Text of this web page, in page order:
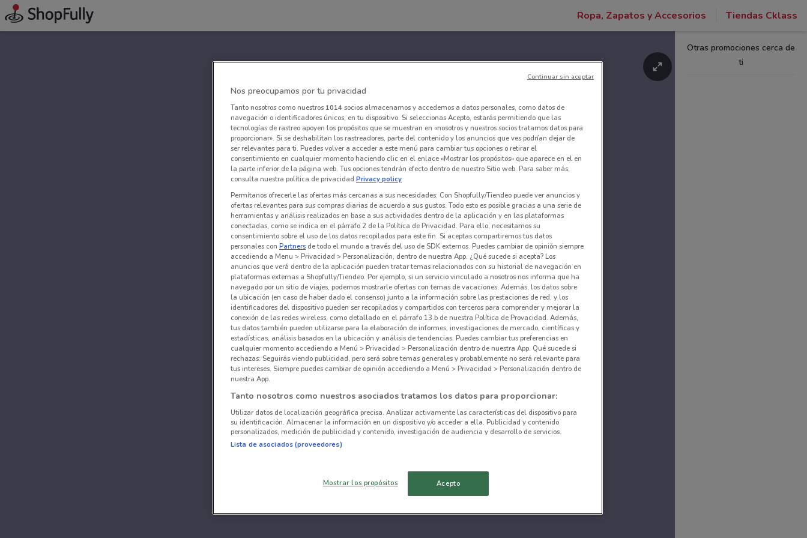
Ropa, Zapatos y Accesorios Tiendas Cklass
Otras promociones cerca de
ti
Nos preocupamos por tu privacidad
Tanto nosotros como nuestros 1014socios almacenamos y accedemos a datos personales, como datos de
navegación o identificadores únicos, en tu dispositivo. Si seleccionas Acepto, estarás permitiendo que las
tecnologías de rastreo apoyen los propósitos que se muestran en «nosotros y nuestros socios tratamos datos para
proporcionar». Si se deshabilitan los rastreadores, parte del contenido y los anuncios que ves podrían dejar de
ser relevantes para ti. Puedes volver a acceder a este menú para cambiar tus opciones o retirar el
consentimiento en cualquier momento haciendo clic en el enlace «Mostrar los propósitos» que aparece en el en
la parte inferior de la página web. Tus opciones tendrán efecto dentro de nuestro Sitio web. Para saber más,
consulta nuestra política de privacidad.Privacy policy
Permítanos ofrecerle las ofertas más cercanas a sus necesidades: Con Shopfully/Tiendeo puede ver anuncios y
ofertas relevantes para sus compras diarias de acuerdo a sus gustos. Todo esto es posible gracias a una serie de
herramientas y análisis realizados en base a sus actividades dentro de la aplicación y en las plataformas
conectadas, como se indica en el párrafo 2 de la Política de Privacidad. Para ello, necesitamos su
consentimiento sobre el uso de los datos recopilados para este fin. Si aceptas compartiremos tus datos
personales con Partners de todo el mundo a través del uso de SDK externos. Puedes cambiar de opinión siempre
accediendo a Menu > Privacidad > Personalización, dentro de nuestra App. ¿Qué sucede si acepta? Los
anuncios que verá dentro de la aplicación pueden tratar temas relacionados con su historial de navegación en
plataformas externas a Shopfully/Tiendeo. Por ejemplo, si un servicio vinculado a nosotros nos informa que ha
navegado por un sitio de viajes, podemos mostrarle ofertas con temas de vacaciones. Además, los datos sobre
la ubicación (en caso de haber dado el consenso) junto a la información sobre las prestaciones de red, y los
identificadores del dispositivo pueden ser recopilados y compartidos con terceros para comprender y mejorar la
conexión de las redes wireless, como detallado en el párrafo 13.b de nuestra Política de Provacidad. Además,
tus datos también pueden utilizarse para la elaboración de informes, investigaciones de mercado, científicas y
estadísticas, análisis basados en la ubicación y análisis de tendencias. Puedes cambiar tus preferencias en
cualquier momento accediendo a Menú > Privacidad > Personalización dentro de nuestra App. Qué sucede si
rechazas: Seguirás viendo publicidad, pero será sobre temas generales y probablemente no será relevante para
tus intereses. Siempre puedes cambiar de opinión accediendo a Menú > Privacidad > Personalización dentro de
nuestra App.
Tanto nosotros como nuestros asociados tratamos los datos para proporcionar:
Utilizar datos de localización geográfica precisa. Analizar activamente las características del dispositivo para
su identificación. Almacenar la información en un dispositivo y/o acceder a ella. Publicidad y contenido
personalizados, medición de publicidad y contenido, investigación de audiencia y desarrollo de servicios.
Lista de asociados (proveedores)
Mostrar los propósitos Acepto
Continuar sin aceptar